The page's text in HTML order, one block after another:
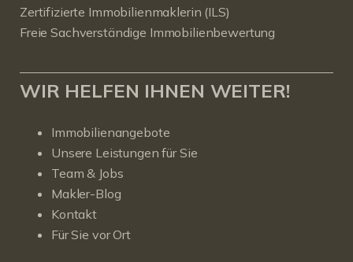
Zertifizierte Immobilienmaklerin (ILS)
Freie Sachverständige Immobilienbewertung
WIR HELFEN IHNEN WEITER!
Immobilienangebote
Unsere Leistungen für Sie
Team & Jobs
Makler-Blog
Kontakt
Für Sie vor Ort